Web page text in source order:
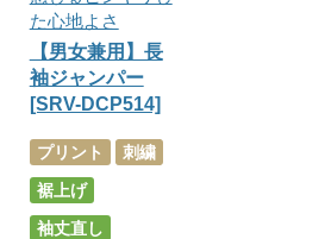
た心地よさ
【男女兼用】長
袖ジャンパー
[SRV-DCP514]
プリント
刺繍
裾上げ
袖丈直し